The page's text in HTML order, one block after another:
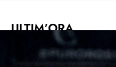
ULTIM’ORA
Atalanta, de
può contare